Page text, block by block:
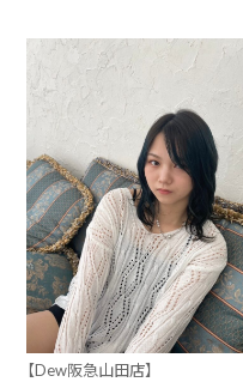
【Dew阪急山田店】